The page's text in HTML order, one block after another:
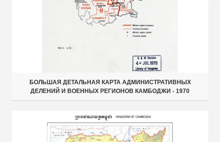
БОЛЬШАЯ ДЕТАЛЬНАЯ КАРТА АДМИНИСТРАТИВНЫХ
ДЕЛЕНИЙ И ВОЕННЫХ РЕГИОНОВ КАМБОДЖИ - 1970